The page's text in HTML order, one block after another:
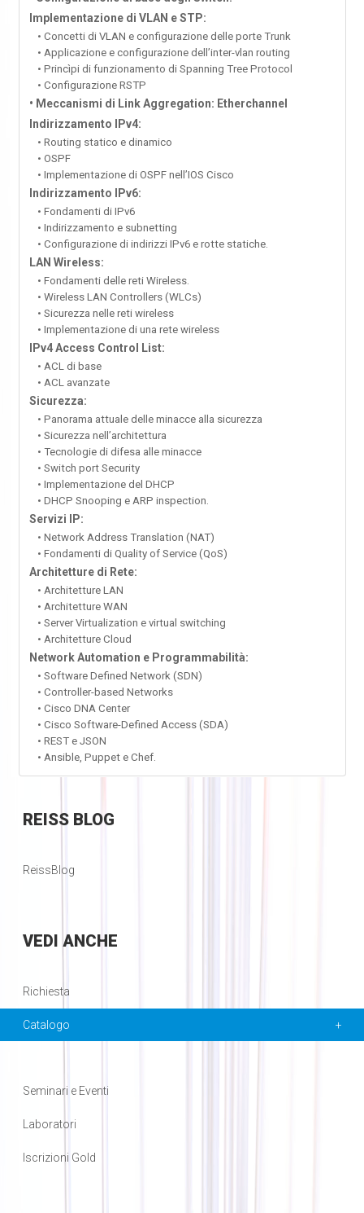
Implementazione di VLAN e STP:
• Concetti di VLAN e configurazione delle porte Trunk
• Applicazione e configurazione dell’inter-vlan routing
• Princìpi di funzionamento di Spanning Tree Protocol
• Configurazione RSTP
• Meccanismi di Link Aggregation: Etherchannel
Indirizzamento IPv4:
• Routing statico e dinamico
• OSPF
• Implementazione di OSPF nell’IOS Cisco
Indirizzamento IPv6:
• Fondamenti di IPv6
• Indirizzamento e subnetting
• Configurazione di indirizzi IPv6 e rotte statiche.
LAN Wireless:
• Fondamenti delle reti Wireless.
• Wireless LAN Controllers (WLCs)
• Sicurezza nelle reti wireless
• Implementazione di una rete wireless
IPv4 Access Control List:
• ACL di base
• ACL avanzate
Sicurezza:
• Panorama attuale delle minacce alla sicurezza
• Sicurezza nell’architettura
• Tecnologie di difesa alle minacce
• Switch port Security
• Implementazione del DHCP
• DHCP Snooping e ARP inspection.
Servizi IP:
• Network Address Translation (NAT)
• Fondamenti di Quality of Service (QoS)
Architetture di Rete:
• Architetture LAN
• Architetture WAN
• Server Virtualization e virtual switching
• Architetture Cloud
Network Automation e Programmabilità:
• Software Defined Network (SDN)
• Controller-based Networks
• Cisco DNA Center
• Cisco Software-Defined Access (SDA)
• REST e JSON
• Ansible, Puppet e Chef.
REISSBLOG
ReissBlog
VEDI ANCHE
Richiesta
Catalogo
Seminari e Eventi
Laboratori
Iscrizioni Gold